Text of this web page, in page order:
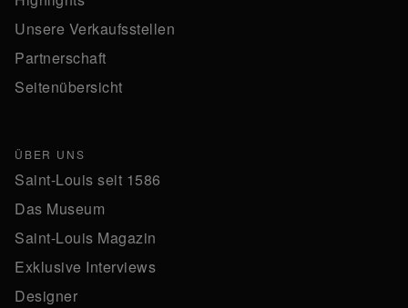
Unsere Verkaufsstellen
Partnerschaft
Seitenübersicht
ÜBER UNS
Saint-Louis seit 1586
Das Museum
Saint-Louis Magazin
Exklusive Interviews
Designer